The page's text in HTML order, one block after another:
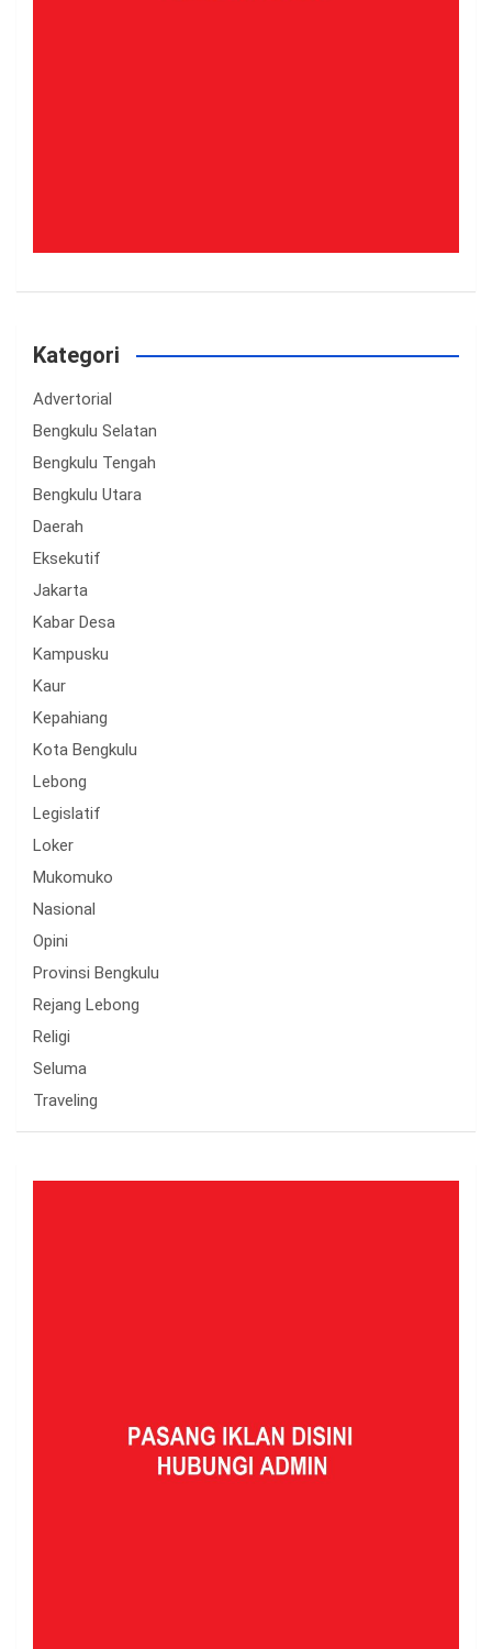
Kategori
Advertorial
Bengkulu Selatan
Bengkulu Tengah
Bengkulu Utara
Daerah
Eksekutif
Jakarta
Kabar Desa
Kampusku
Kaur
Kepahiang
Kota Bengkulu
Lebong
Legislatif
Loker
Mukomuko
Nasional
Opini
Provinsi Bengkulu
Rejang Lebong
Religi
Seluma
Traveling